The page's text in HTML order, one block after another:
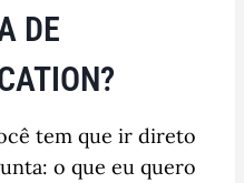
DE
tem que ir direto
o que eu quero